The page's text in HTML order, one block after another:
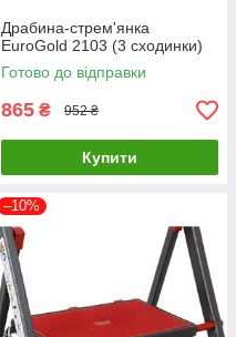
Драбина-стрем'янка
EuroGold 2103 (3 сходинки)
Готово до відправки
865 ₴ 952 ₴
Купити
–10%